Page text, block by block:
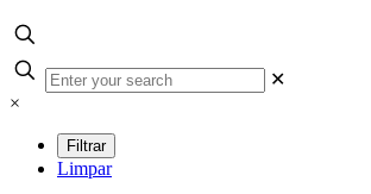
✕
×
Limpar